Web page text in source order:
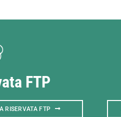
FTP
RISERVATA FTP